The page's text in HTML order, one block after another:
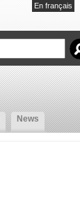
En français
News